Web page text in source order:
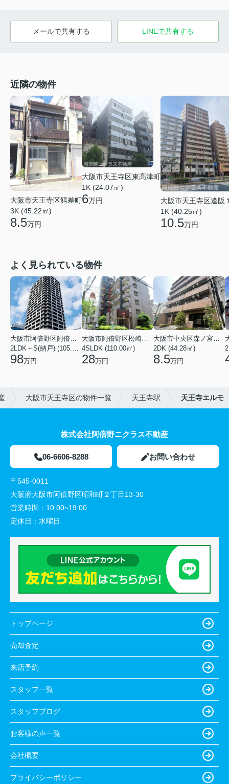
メールで共有する LINEで共有する
近隣の物件
大阪市天王寺区餌差町
3K (45.22㎡)
8.5万円
大阪市天王寺区東高津町
1K (24.07㎡)
6万円
大阪市天王寺区逢阪
1K (40.25㎡)
10.5万円
よく見られている物件
98万円
4SLDK (110.00㎡)
28万円
2DK (44.28㎡)
8.5万円
大阪市天王寺区の物件一覧 天王寺駅 天王寺エルモ
株式会社阿倍野ニクラス不動産
06-6606-8288 お問い合わせ
〒545-0011
大阪府大阪市阿倍野区昭和町２丁目13-30
営業時間： 10:00~19:00
定休日： 水曜日
トップページ
売却査定
来店予約
スタッフ一覧
スタッフブログ
お客様の声一覧
会社概要
プライバシーポリシー